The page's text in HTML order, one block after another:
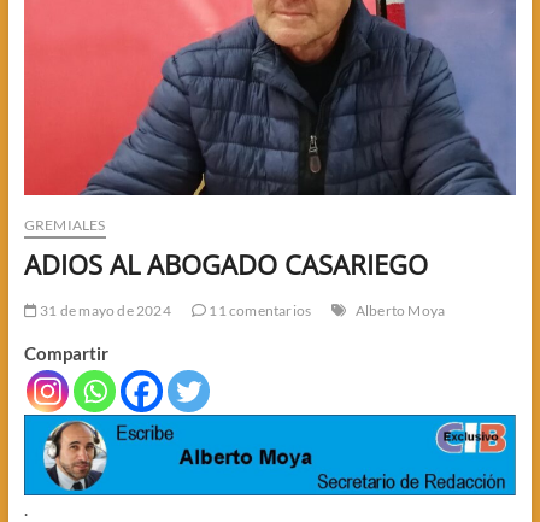
GREMIALES
ADIOS AL ABOGADO CASARIEGO
31 de mayo de 2024 11 comentarios Alberto Moya
Compartir
.